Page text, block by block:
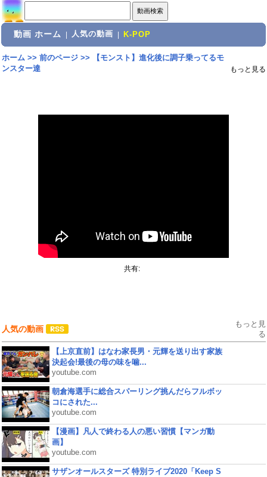
動画 ホーム 人気の動画 K-POP
ホーム>> 前のページ>>
【モンスト】進化後に調子乗ってるモ
ンスター達
もっと見る
共有:
人気の動画
もっと見
る
【上京直前】はなわ家長男・元輝を送り出す家族
決起会!最後の母の味を噛...
youtube.com
朝倉海選手に総合スパーリング挑んだらフルボッ
コにされた...
youtube.com
【漫画】凡人で終わる人の悪い習慣【マンガ動
画】
youtube.com
サザンオールスターズ 特別ライブ2020「Keep S